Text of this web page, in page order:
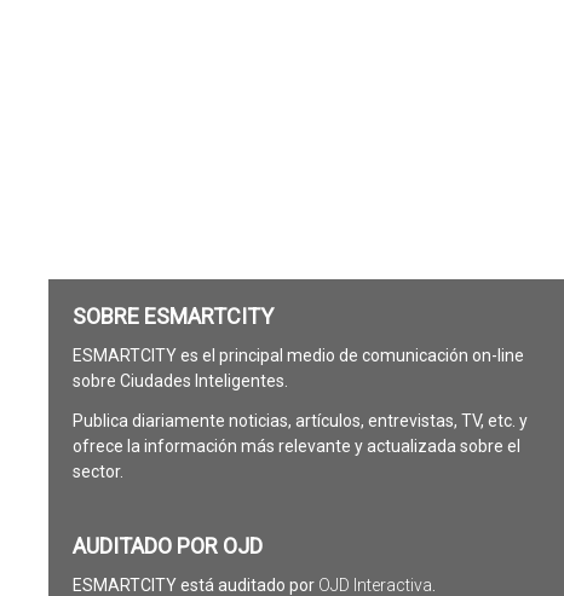
SOBRE ESMARTCITY
ESMARTCITY es el principal medio de comunicación on-line
sobre Ciudades Inteligentes.
Publica diariamente noticias, artículos, entrevistas, TV, etc. y
ofrece la información más relevante y actualizada sobre el
sector.
AUDITADO POR OJD
ESMARTCITY está auditado por OJD Interactiva